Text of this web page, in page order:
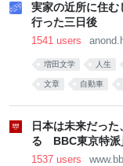
実家の近所に住む
行った三日後
1541 users
増田文学 人生
文章 自動車
日本は未来だっ
る BBC東京特派
1537 users